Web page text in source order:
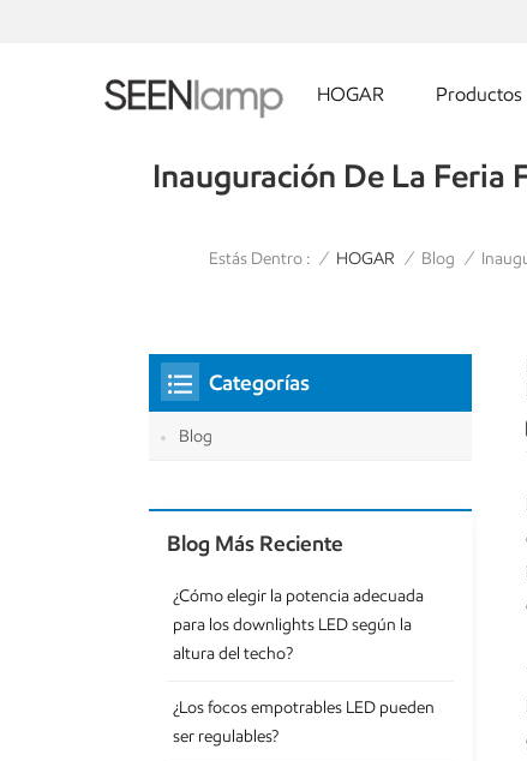
HOGAR Productos
Inauguración De La
Estás Dentro : / HOGAR / Blog /
Categorías
Blog
Blog Más Reciente
¿Cómo elegir la potencia adecuada
para los downlights LED según la
altura del techo?
¿Los focos empotrables LED pueden
ser regulables?